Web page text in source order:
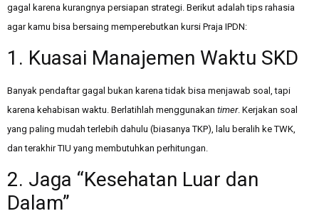
gagal karena kurangnya persiapan strategi. Berikut adalah tips rahasia
agar kamu bisa bersaing memperebutkan kursi Praja IPDN:
1. Kuasai Manajemen Waktu SKD
Banyak pendaftar gagal bukan karena tidak bisa menjawab soal, tapi
karena kehabisan waktu. Berlatihlah menggunakan timer. Kerjakan soal
yang paling mudah terlebih dahulu (biasanya TKP), lalu beralih ke TWK,
dan terakhir TIU yang membutuhkan perhitungan.
2. Jaga “Kesehatan Luar dan
Dalam”